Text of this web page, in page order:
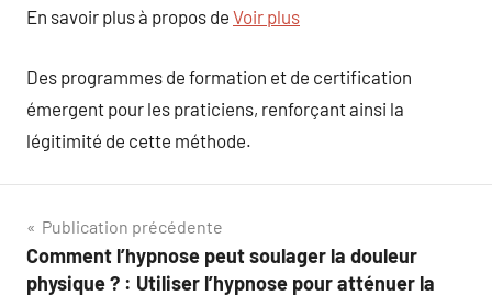
En savoir plus à propos de Voir plus
Des programmes de formation et de certification
émergent pour les praticiens, renforçant ainsi la
légitimité de cette méthode.
Navigation
de
Publication précédente
Comment l’hypnose peut soulager la douleur
physique ? : Utiliser l’hypnose pour atténuer la